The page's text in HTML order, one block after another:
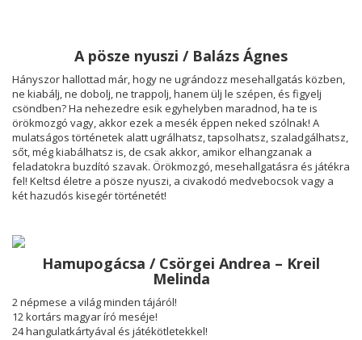
A pösze nyuszi / Balázs Ágnes
Hányszor hallottad már, hogy ne ugrándozz mesehallgatás közben,
ne kiabálj, ne dobolj, ne trappolj, hanem ülj le szépen, és figyelj
csöndben? Ha nehezedre esik egyhelyben maradnod, ha te is
örökmozgó vagy, akkor ezek a mesék éppen neked szólnak! A
mulatságos történetek alatt ugrálhatsz, tapsolhatsz, szaladgálhatsz,
sőt, még kiabálhatsz is, de csak akkor, amikor elhangzanak a
feladatokra buzdító szavak. Örökmozgó, mesehallgatásra és játékra
fel! Keltsd életre a pösze nyuszi, a civakodó medvebocsok vagy a
két hazudós kisegér történetét!
Hamupogácsa / Csörgei Andrea – Kreil
Melinda
2 népmese a világ minden tájáról!
12 kortárs magyar író meséje!
24 hangulatkártyával és játékötletekkel!